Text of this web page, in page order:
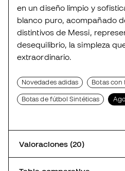
en un diseño limpio y
blanco puro, acompañado
distintivos de Messi,
desequilibrio, la simpleza
extraordinario.
Novedades adidas Botas con
Botas de fútbol Sintéticas
Valoraciones (20)